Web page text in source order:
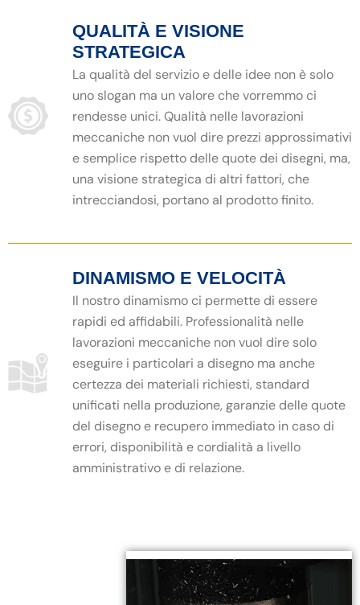
QUALITÀ E VISIONE
STRATEGICA
La qualità del servizio e delle idee non è solo
uno slogan ma un valore che vorremmo ci
rendesse unici. Qualità nelle lavorazioni
meccaniche non vuol dire prezzi approssimativi
e semplice rispetto delle quote dei disegni, ma,
una visione strategica di altri fattori, che
intrecciandosi, portano al prodotto finito.
DINAMISMO E VELOCITÀ
Il nostro dinamismo ci permette di essere
rapidi ed affidabili. Professionalità nelle
lavorazioni meccaniche non vuol dire solo
eseguire i particolari a disegno ma anche
certezza dei materiali richiesti, standard
unificati nella produzione, garanzie delle quote
del disegno e recupero immediato in caso di
errori, disponibilità e cordialità a livello
amministrativo e di relazione.